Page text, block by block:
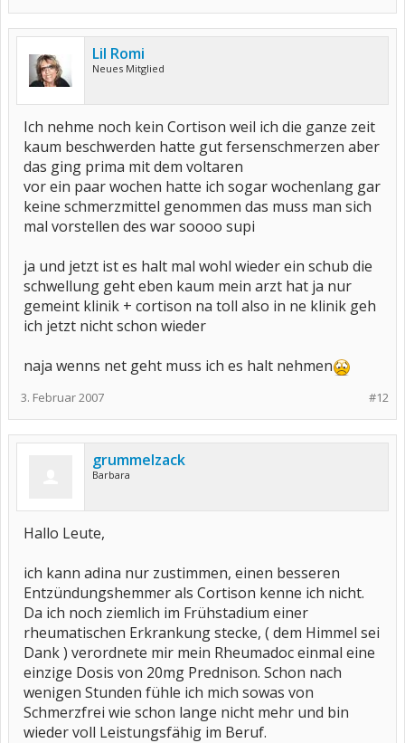
Lil Romi
Neues Mitglied
Ich nehme noch kein Cortison weil ich die ganze zeit
kaum beschwerden hatte gut fersenschmerzen aber
das ging prima mit dem voltaren
vor ein paar wochen hatte ich sogar wochenlang gar
keine schmerzmittel genommen das muss man sich
mal vorstellen des war soooo supi
ja und jetzt ist es halt mal wohl wieder ein schub die
schwellung geht eben kaum mein arzt hat ja nur
gemeint klinik + cortison na toll also in ne klinik geh
ich jetzt nicht schon wieder
naja wenns net geht muss ich es halt nehmen
#12
3. Februar 2007
grummelzack
Barbara
Hallo Leute,
ich kann adina nur zustimmen, einen besseren
Entzündungshemmer als Cortison kenne ich nicht.
Da ich noch ziemlich im Frühstadium einer
rheumatischen Erkrankung stecke, ( dem Himmel sei
Dank ) verordnete mir mein Rheumadoc einmal eine
einzige Dosis von 20mg Prednison. Schon nach
wenigen Stunden fühle ich mich sowas von
Schmerzfrei wie schon lange nicht mehr und bin
wieder voll Leistungsfähig im Beruf.